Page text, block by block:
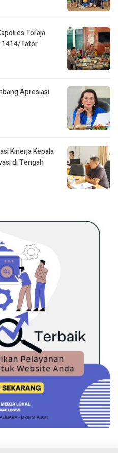
Toraja
1414/Tator
Apresiasi
Kinerja Kepala
di Tengah